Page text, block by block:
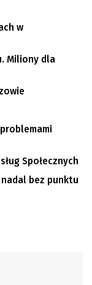
w
Miliony dla
Społecznych
bez punktu